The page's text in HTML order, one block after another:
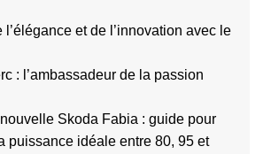
l’élégance et de l’innovation avec le
: l’ambassadeur de la passion
Skoda Fabia : guide pour
puissance idéale entre 80, 95 et